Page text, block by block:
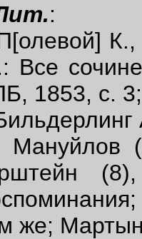
:
К.,
Все
1853, с.
же;